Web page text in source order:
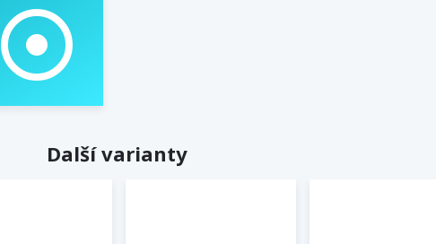
adjust
Další varianty